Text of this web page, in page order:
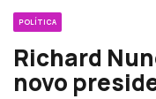
POLÍTICA
Richard
novo